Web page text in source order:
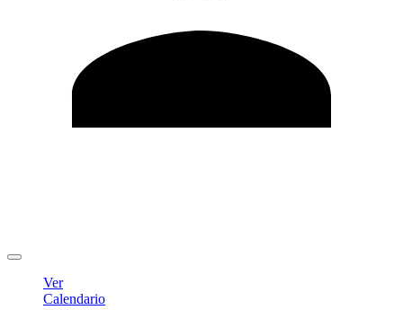
Ver
Calendario